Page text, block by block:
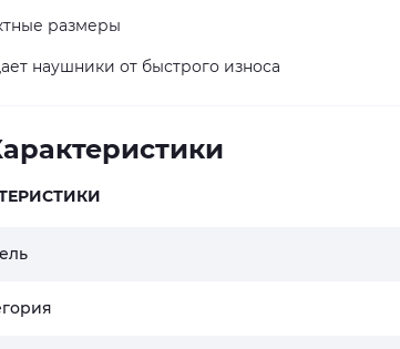
размеры
наушники от быстрого износа